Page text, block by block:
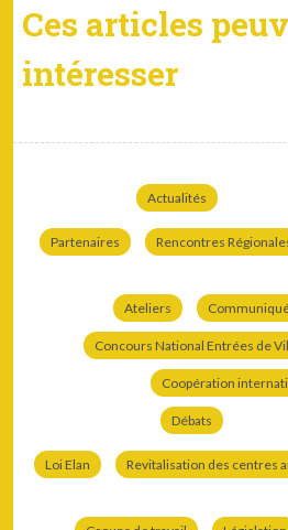
Ces articles
intéresser
Actualités
Partenaires Rencontres
Ateliers
Concours National Entrées de
Coopération
Débats
Loi Elan Revitalisation des centres